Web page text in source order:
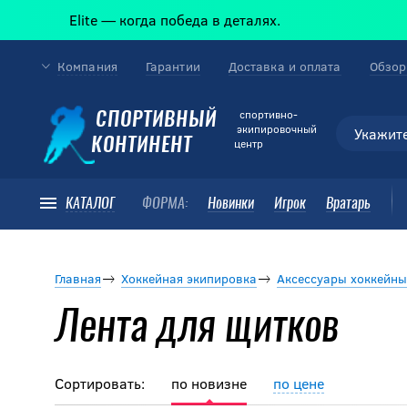
Elite — когда победа в деталях.
СПОРТИВНЫЙ
КОНТИНЕНТ
cпортивно-
экипировочный
центр
КАТАЛОГ ФОРМА: Новинки Игрок Вратарь
Компания Гарантии Доставка и оплата
Главная Хоккейная экипировка Аксессуары
Лента для щитков
Сортировать: по новизне по цене